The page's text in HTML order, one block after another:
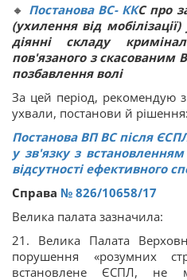
🔸 Постанова ВС- ККС про
(ухилення від
діянні складу
пов'язаного з скасованим
позбавлення волі
За цей період, рекомендую
ухвали, постанови й рішення:
Постанова ВП ВС після
у зв'язку з встановленням
відсутності ефективного
Справа № 826/10658/17
Велика палата зазначила:
21. Велика Палата
порушення «розумних
встановлене ЄСПЛ, не